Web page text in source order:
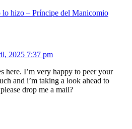
hizo – Príncipe del Manicomio
2025 7:37 pm
here. I’m very happy to peer your
and i’m taking a look ahead to
drop me a mail?